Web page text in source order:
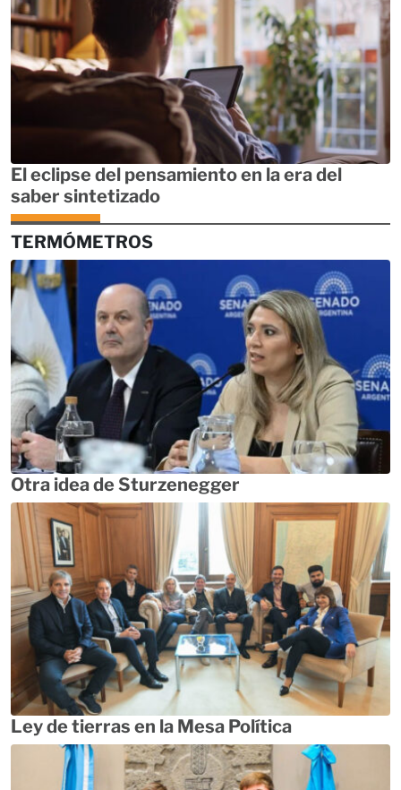
El eclipse del pensamiento en la era del
saber sintetizado
TERMÓMETROS
Otra idea de Sturzenegger
Ley de tierras en la Mesa Política